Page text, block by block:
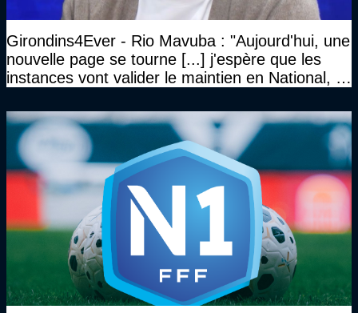
Girondins4Ever - Rio Mavuba : "Aujourd'hui, une
nouvelle page se tourne [...] j'espère que les
instances vont valider le maintien en National, et
haut niveau"